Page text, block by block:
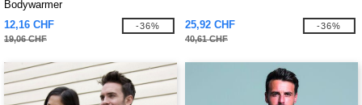
Bodywarmer
12,16 CHF
19,06 CHF
-36% 25,92 CHF
40,61 CHF
-36%